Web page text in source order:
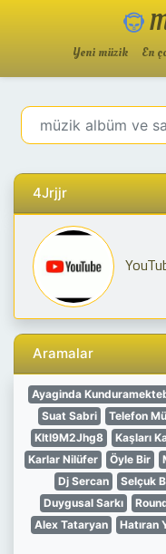
Yeni müzik En
4Jrjjr
YouTube
Aramalar
Ayaginda
Suat Sabri
Telefon
Kltl9M2Jhg8
Kaşları
Karlar Nilüfer
Öyle Bir
Dj Sercan
Selçuk
Duygusal Sarkı
Alex Tataryan
Hatıran